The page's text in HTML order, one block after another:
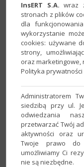
Mozart WMS
Mozart WMS to
informatyczny,
wewnątrz
InsERT S.A. wraz
stronach z plików
dla
wykorzystanie
cookies: używane
strony,
oraz marketingowe,
Polityka prywatności
Administratorem
siedzibą przy ul.
odwiedzania
przetwarzać Twój
aktywności oraz
Twoje prawo do
umożliwiamy Ci
nie są niezbędne.